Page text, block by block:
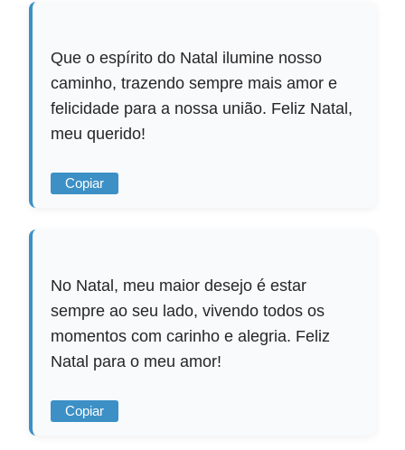
Que o espírito do Natal ilumine nosso
caminho, trazendo sempre mais amor e
felicidade para a nossa união. Feliz Natal,
meu querido!
Copiar
No Natal, meu maior desejo é estar
sempre ao seu lado, vivendo todos os
momentos com carinho e alegria. Feliz
Natal para o meu amor!
Copiar